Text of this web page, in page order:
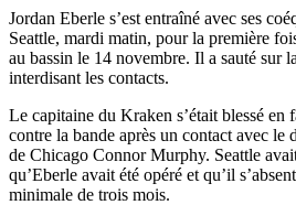
Jordan Eberle s’est entraîné avec ses
Seattle, mardi matin, pour la première
au bassin le 14 novembre. Il a sauté sur
interdisant les contacts.
Le capitaine du Kraken s’était blessé en
contre la bande après un contact avec le
de Chicago Connor Murphy. Seattle
qu’Eberle avait été opéré et qu’il
minimale de trois mois.